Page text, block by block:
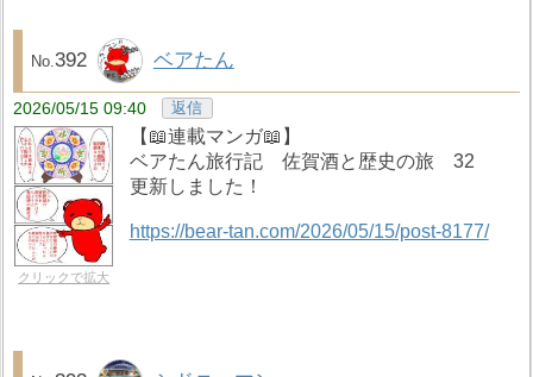
392 ベアたん
2026/05/15 09:40 返信
クリックで拡大
【📖連載マンガ📖】
ベアたん旅行記 佐賀酒と歴史の旅 32
更新しました！
https://bear-tan.com/2026/05/15/post-8177/